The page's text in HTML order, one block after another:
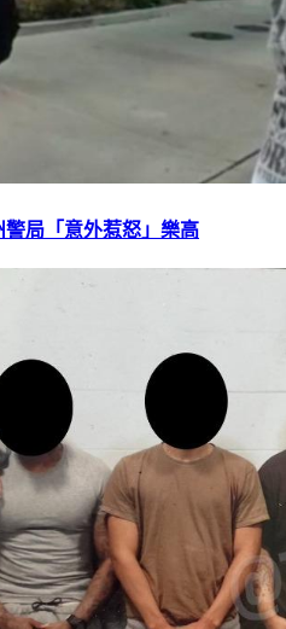
局「意外惹怒」樂高